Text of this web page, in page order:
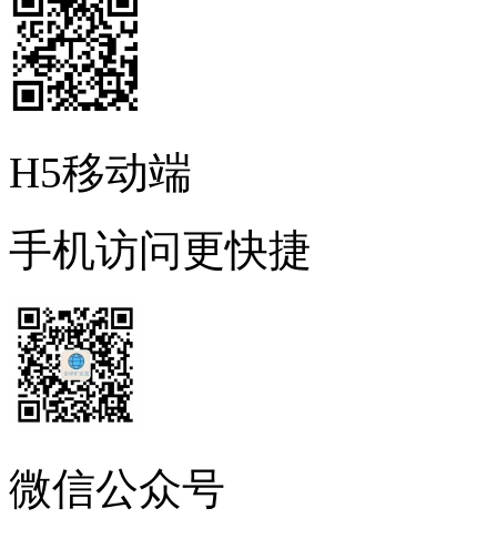
H5移动端
手机访问更快捷
微信公众号